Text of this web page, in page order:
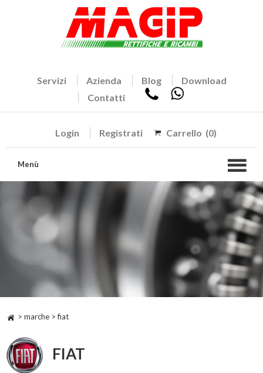
Servizi Azienda Blog
Download
Contatti
Login Registrati Carrello (0)
Menù
> marche > fiat
FIAT